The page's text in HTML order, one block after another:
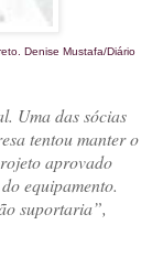
Denise Mustafa/Diário
Uma das sócias
tentou manter o
aprovado
equipamento.
suportaria”,